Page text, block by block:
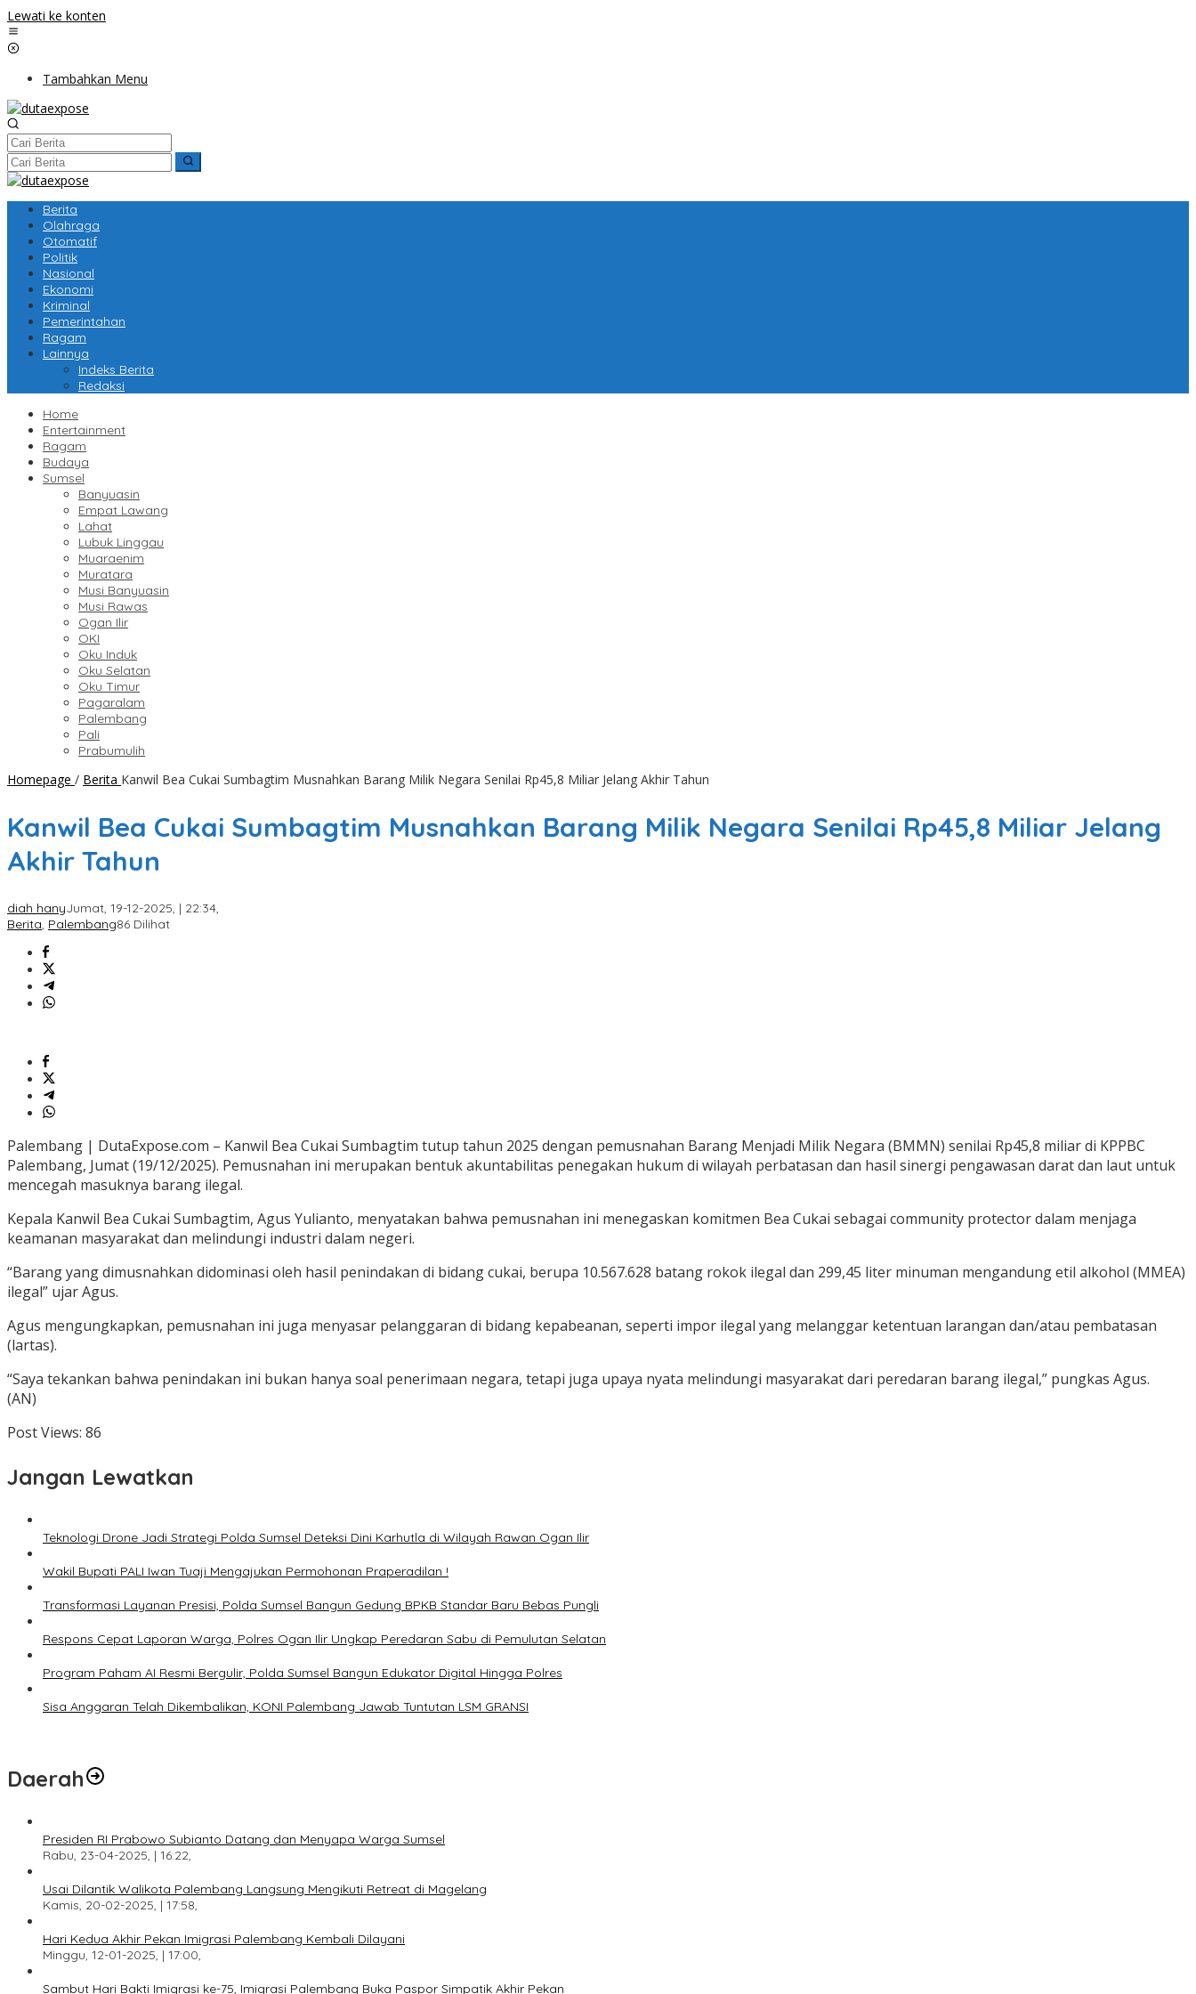
Lewati ke konten
Tambahkan Menu
Berita
Olahraga
Otomatif
Politik
Nasional
Ekonomi
Kriminal
Pemerintahan
Ragam
Lainnya
Indeks Berita
Redaksi
Home
Entertainment
Ragam
Budaya
Sumsel
Banyuasin
Empat Lawang
Lahat
Lubuk Linggau
Muaraenim
Muratara
Musi Banyuasin
Musi Rawas
Ogan Ilir
OKI
Oku Induk
Oku Selatan
Oku Timur
Pagaralam
Palembang
Pali
Prabumulih
Homepage / Berita Kanwil Bea Cukai Sumbagtim Musnahkan Barang Milik Negara Senilai Rp45,8 Miliar Jelang Akhir Tahun
Kanwil Bea Cukai Sumbagtim Musnahkan Barang Milik Negara Senilai Rp45,8 Miliar Jelang
Akhir Tahun
diah hanyJumat, 19-12-2025, | 22:34,
Berita, Palembang86 Dilihat
Palembang | DutaExpose.com – Kanwil Bea Cukai Sumbagtim tutup tahun 2025 dengan pemusnahan Barang Menjadi Milik Negara (BMMN) senilai Rp45,8 miliar di KPPBC
Palembang, Jumat (19/12/2025). Pemusnahan ini merupakan bentuk akuntabilitas penegakan hukum di wilayah perbatasan dan hasil sinergi pengawasan darat dan laut untuk
mencegah masuknya barang ilegal.
Kepala Kanwil Bea Cukai Sumbagtim, Agus Yulianto, menyatakan bahwa pemusnahan ini menegaskan komitmen Bea Cukai sebagai community protector dalam menjaga
keamanan masyarakat dan melindungi industri dalam negeri.
“Barang yang dimusnahkan didominasi oleh hasil penindakan di bidang cukai, berupa 10.567.628 batang rokok ilegal dan 299,45 liter minuman mengandung etil alkohol (MMEA)
ilegal” ujar Agus.
Agus mengungkapkan, pemusnahan ini juga menyasar pelanggaran di bidang kepabeanan, seperti impor ilegal yang melanggar ketentuan larangan dan/atau pembatasan
(lartas).
“Saya tekankan bahwa penindakan ini bukan hanya soal penerimaan negara, tetapi juga upaya nyata melindungi masyarakat dari peredaran barang ilegal,” pungkas Agus.
(AN)
Post Views: 86
Jangan Lewatkan
Teknologi Drone Jadi Strategi Polda Sumsel Deteksi Dini Karhutla di Wilayah Rawan Ogan Ilir
Wakil Bupati PALI Iwan Tuaji Mengajukan Permohonan Praperadilan !
Transformasi Layanan Presisi, Polda Sumsel Bangun Gedung BPKB Standar Baru Bebas Pungli
Respons Cepat Laporan Warga, Polres Ogan Ilir Ungkap Peredaran Sabu di Pemulutan Selatan
Program Paham AI Resmi Bergulir, Polda Sumsel Bangun Edukator Digital Hingga Polres
Sisa Anggaran Telah Dikembalikan, KONI Palembang Jawab Tuntutan LSM GRANSI
Daerah
Presiden RI Prabowo Subianto Datang dan Menyapa Warga Sumsel
Rabu, 23-04-2025, | 16:22,
Usai Dilantik Walikota Palembang Langsung Mengikuti Retreat di Magelang
Kamis, 20-02-2025, | 17:58,
Hari Kedua Akhir Pekan Imigrasi Palembang Kembali Dilayani
Minggu, 12-01-2025, | 17:00,
Sambut Hari Bakti Imigrasi ke-75, Imigrasi Palembang Buka Paspor Simpatik Akhir Pekan